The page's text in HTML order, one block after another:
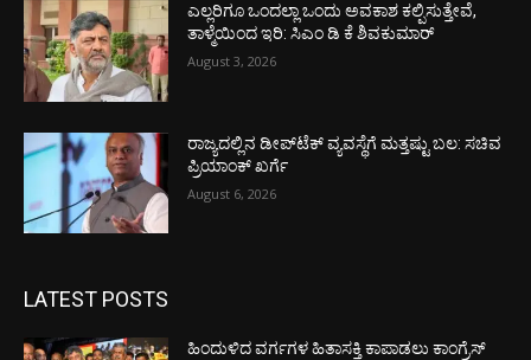
ಎಲ್ಲರಿಗೂ ಒಂದಲ್ಲಾ ಒಂದು ಅವಕಾಶ ಕಲ್ಪಿಸುತ್ತೇವೆ,
ತಾಳ್ಮೆಯಿಂದ ಇರಿ: ಸಿಎಂ ಡಿ ಕೆ ಶಿವಕುಮಾರ್
August 3, 2026
ರಾಜ್ಯದಲ್ಲಿನ ಡೀಪ್‌ಟೆಕ್‌ ವ್ಯವಸ್ಥೆಗೆ ಮತ್ತಷ್ಟು ಬಲ: ಸಚಿವ
ಪ್ರಿಯಾಂಕ್ ಖರ್ಗೆ
August 6, 2026
LATEST POSTS
ಹಿಂದುಳಿದ ವರ್ಗಗಳ ಹಿತಾಸಕ್ತಿ ಕಾಪಾಡಲು ಕಾಂಗ್ರೆಸ್